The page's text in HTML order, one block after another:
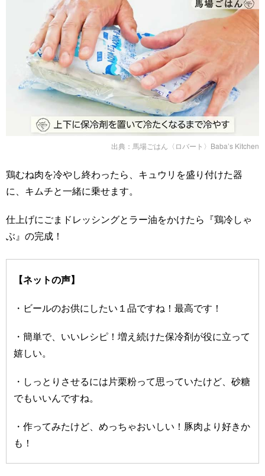
出典： 馬場ごはん〈ロバート〉Baba’s Kitchen
鶏むね肉を冷やし終わったら、キュウリを盛り付けた器
に、キムチと一緒に乗せます。
仕上げにごまドレッシングとラー油をかけたら『鶏冷しゃ
ぶ』の完成！
【ネットの声】
・ビールのお供にしたい１品ですね！最高です！
・簡単で、いいレシピ！増え続けた保冷剤が役に立って
嬉しい。
・しっとりさせるには片栗粉って思っていたけど、砂糖
でもいいんですね。
・作ってみたけど、めっちゃおいしい！豚肉より好きか
も！